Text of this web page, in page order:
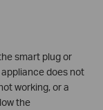
smart plug or
does not
working, or a
the